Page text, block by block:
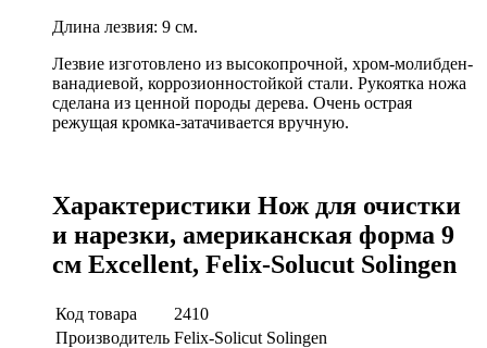
Длина лезвия: 9 см.
Лезвие изготовлено из высокопрочной, хром-молибден-
ванадиевой, коррозионностойкой стали. Рукоятка ножа
сделана из ценной породы дерева. Очень острая
режущая кромка-затачивается вручную.
Характеристики Нож для очистки
и нарезки, американская форма 9
см Excellent, Felix-Solucut Solingen
Код товара
2410
Производитель Felix-Solicut Solingen